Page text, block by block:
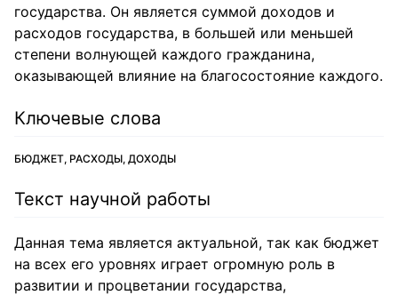
государства. Он является суммой доходов и
расходов государства, в большей или меньшей
степени волнующей каждого гражданина,
оказывающей влияние на благосостояние каждого.
Ключевые слова
БЮДЖЕТ, РАСХОДЫ, ДОХОДЫ
Текст научной работы
Данная тема является актуальной, так как бюджет
на всех его уровнях играет огромную роль в
развитии и процветании государства,